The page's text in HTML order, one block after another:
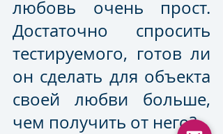
любовь очень прост.
Достаточно спросить
тестируемого, готов ли
он сделать для объекта
своей любви больше,
чем получить от него?